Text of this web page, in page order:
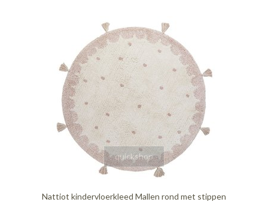
quickshop
Nattiot kindervloerkleed Mallen rond met stippen